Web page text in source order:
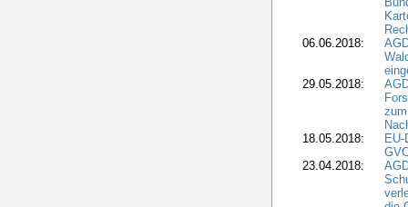
06.06.2018:
29.05.2018:
18.05.2018:
23.04.2018: